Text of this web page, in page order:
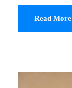
Read More